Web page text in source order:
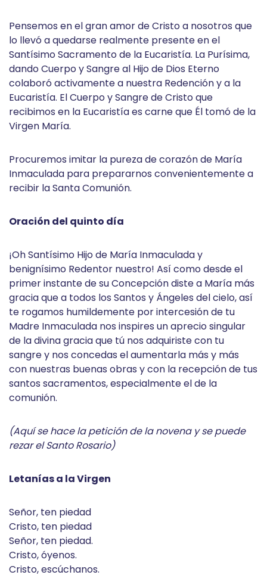
Pensemos en el gran amor de Cristo a nosotros que
lo llevó a quedarse realmente presente en el
Santísimo Sacramento de la Eucaristía. La Purísima,
dando Cuerpo y Sangre al Hijo de Dios Eterno
colaboró activamente a nuestra Redención y a la
Eucaristía. El Cuerpo y Sangre de Cristo que
recibimos en la Eucaristía es carne que Él tomó de la
Virgen María.
Procuremos imitar la pureza de corazón de María
Inmaculada para prepararnos convenientemente a
recibir la Santa Comunión.
Oración del quinto día
¡Oh Santísimo Hijo de María Inmaculada y
benignísimo Redentor nuestro! Así como desde el
primer instante de su Concepción diste a María más
gracia que a todos los Santos y Ángeles del cielo, así
te rogamos humildemente por intercesión de tu
Madre Inmaculada nos inspires un aprecio singular
de la divina gracia que tú nos adquiriste con tu
sangre y nos concedas el aumentarla más y más
con nuestras buenas obras y con la recepción de tus
santos sacramentos, especialmente el de la
comunión.
(Aquí se hace la petición de la novena y se puede
rezar el Santo Rosario)
Letanías a la Virgen
Señor, ten piedad
Cristo, ten piedad
Señor, ten piedad.
Cristo, óyenos.
Cristo, escúchanos.